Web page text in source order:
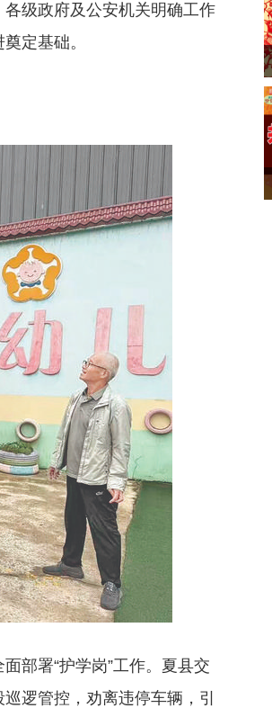
级政府及公安机关明确工作
定基础。
部署“护学岗”工作。夏县交
逻管控，劝离违停车辆，引